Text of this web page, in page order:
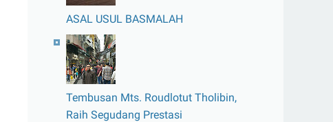
ASAL USUL BASMALAH
Tembusan Mts. Roudlotut Tholibin,
Raih Segudang Prestasi